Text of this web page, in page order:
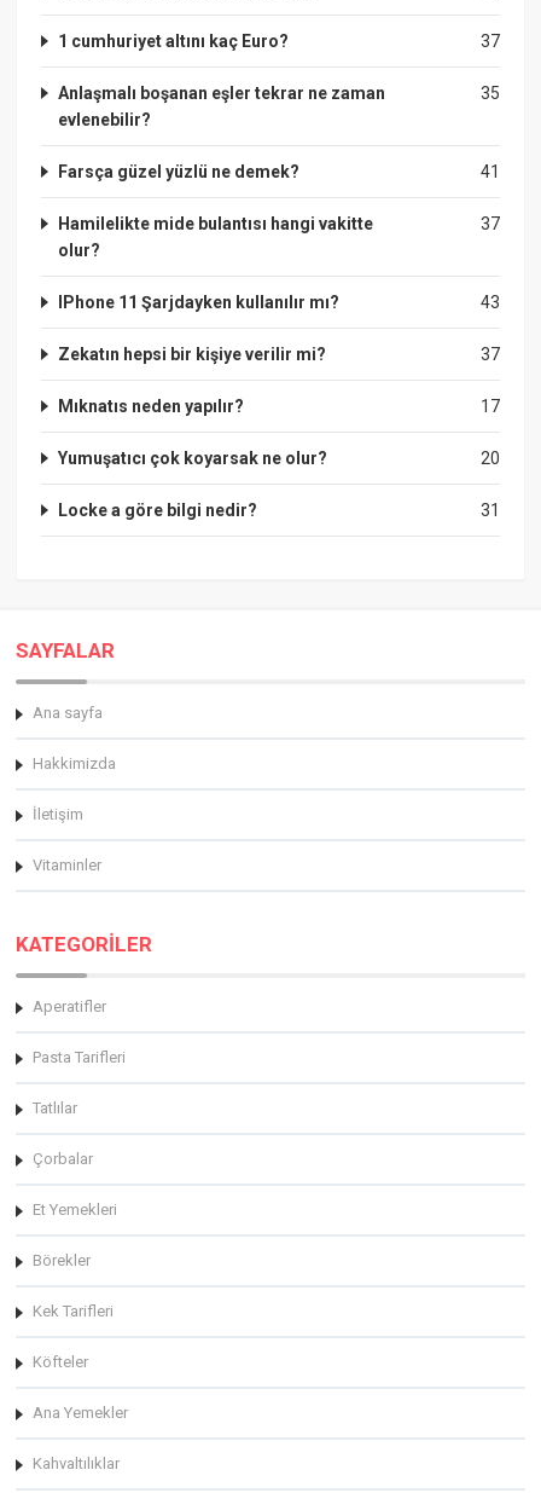
37
1 cumhuriyet altını kaç Euro?
35
Anlaşmalı boşanan eşler tekrar ne zaman
evlenebilir?
41
Farsça güzel yüzlü ne demek?
37
Hamilelikte mide bulantısı hangi vakitte
olur?
43
IPhone 11 Şarjdayken kullanılır mı?
37
Zekatın hepsi bir kişiye verilir mi?
17
Mıknatıs neden yapılır?
20
Yumuşatıcı çok koyarsak ne olur?
31
Locke a göre bilgi nedir?
SAYFALAR
Ana sayfa
Hakkimizda
İletişim
Vitaminler
KATEGORİLER
Aperatifler
Pasta Tarifleri
Tatlılar
Çorbalar
Et Yemekleri
Börekler
Kek Tarifleri
Köfteler
Ana Yemekler
Kahvaltılıklar